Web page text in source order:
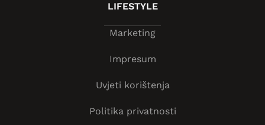
LIFESTYLE
Marketing
Impresum
Uvjeti korištenja
Politika privatnosti